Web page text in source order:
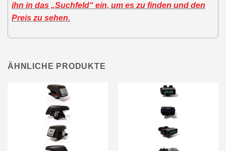
ihn in das „Suchfeld“ ein, um es zu finden und den
Preis zu sehen.
ÄHNLICHE PRODUKTE